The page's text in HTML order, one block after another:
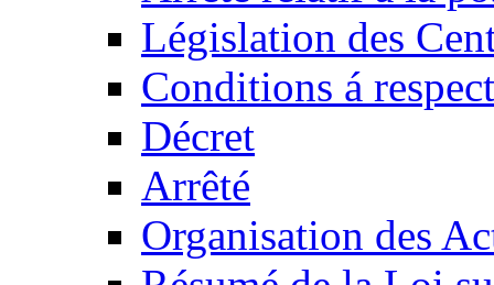
Législation des
Conditions á
Décret
Arrêté
Organisation des